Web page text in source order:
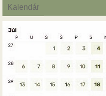
Kalendár